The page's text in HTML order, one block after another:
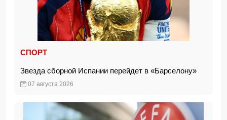
СПОРТ
Звезда сборной Испании перейдет в «Барселону»
07 августа 2026